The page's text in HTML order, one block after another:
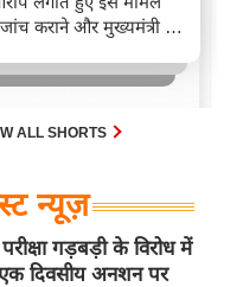
कराने और मुख्यमंत्री से
ALL SHORTS
न्यूज़
गड़बड़ी के विरोध में
दिवसीय अनशन पर